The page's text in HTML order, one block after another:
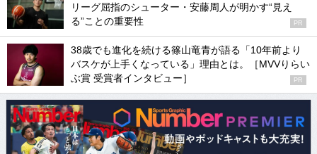
リーグ屈指のシューター・安藤周人が明かす“見え
る”ことの重要性
PR
38歳でも進化を続ける篠山竜青が語る「10年前より
バスケが上手くなっている」理由とは。［MVVりらい
ぶ賞 受賞者インタビュー］
PR